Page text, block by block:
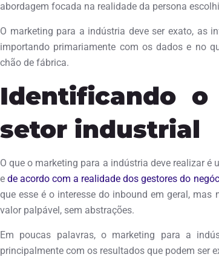
abordagem focada na realidade da persona
O marketing para a indústria deve ser exato, as
importando primariamente com os dados e no
chão de fábrica.
Identificando
setor industrial
O que o marketing para a indústria deve realizar
ede acordo com a realidade dos gestores do
que esse é o interesse do inbound em geral,
valor palpável, sem abstrações.
Em poucas palavras, o marketing para a
principalmente com os resultados que podem ser